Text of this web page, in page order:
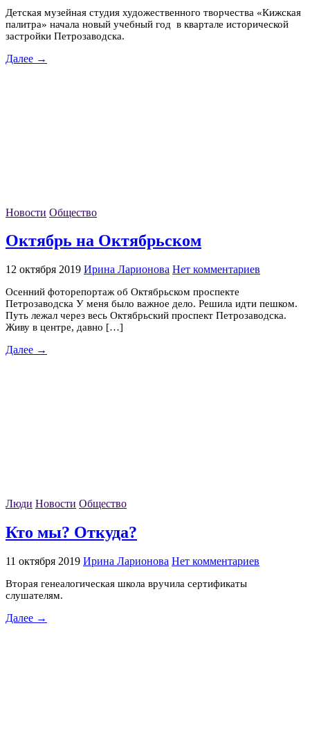
Детская музейная студия художественного творчества «Кижская
палитра» начала новый учебный год в квартале исторической
застройки Петрозаводска.
Далее →
Новости Общество
Октябрь на Октябрьском
12 октября 2019 Ирина Ларионова Нет комментариев
Осенний фоторепортаж об Октябрьском проспекте
Петрозаводска У меня было важное дело. Решила идти пешком.
Путь лежал через весь Октябрьский проспект Петрозаводска.
Живу в центре, давно […]
Далее →
Люди Новости Общество
Кто мы? Откуда?
11 октября 2019 Ирина Ларионова Нет комментариев
Вторая генеалогическая школа вручила сертификаты
слушателям.
Далее →